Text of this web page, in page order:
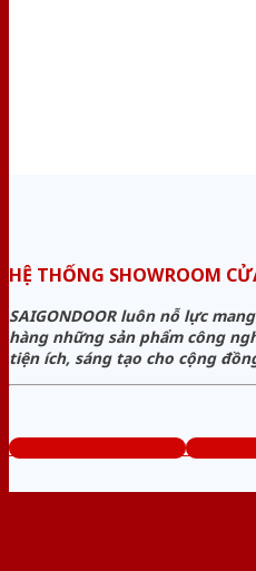
HỆ THỐNG SHOWROOM
SAIGONDOOR luôn nỗ lực
hàng những sản phẩm công
tiện ích, sáng tạo cho cộng
www.bancuagodep.com Tổng đài